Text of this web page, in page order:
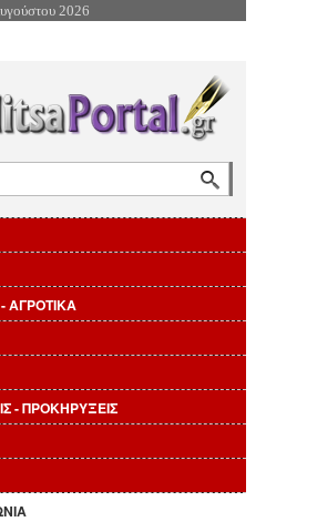
στην Πλοήγηση
2026
ΑΓΡΟΤΙΚΑ
- ΠΡΟΚΗΡΥΞΕΙΣ